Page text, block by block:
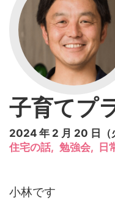
子育てプ
2024 年 2 月 20 日（
住宅の話, 勉強会, 日
小林です